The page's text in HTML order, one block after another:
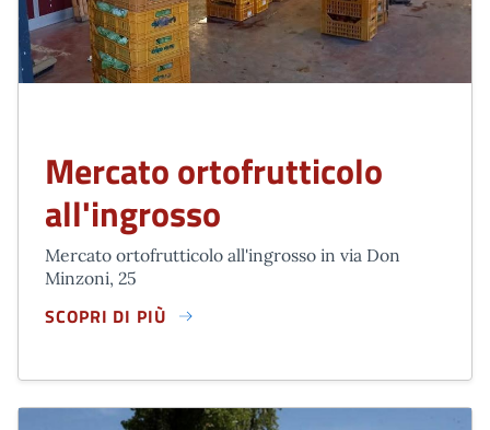
Mercato ortofrutticolo
all'ingrosso
Mercato ortofrutticolo all'ingrosso in via Don
Minzoni, 25
SCOPRI DI PIÙ
MERCATO ORTOFRUTTICOLO ALL'INGROSSO